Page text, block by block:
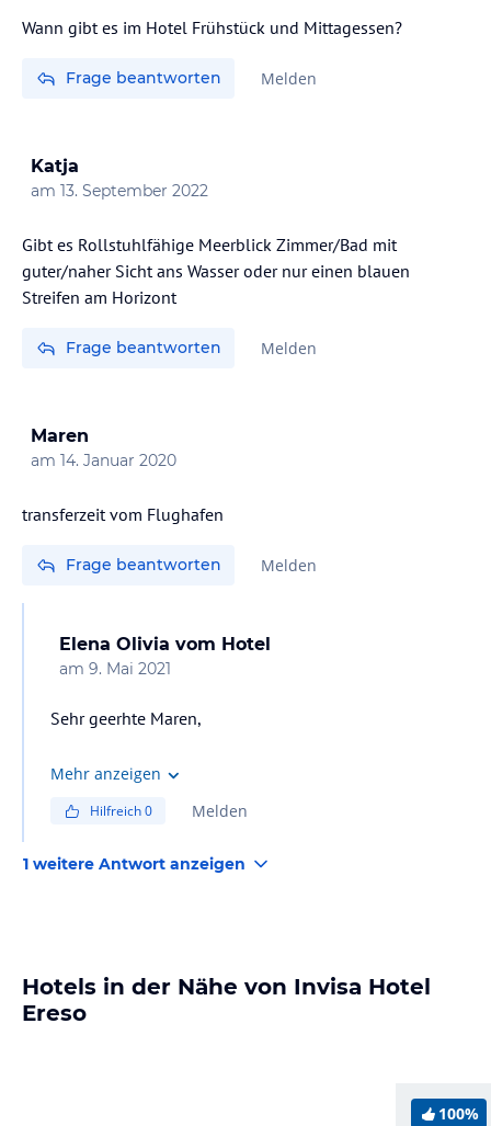
Wann gibt es im Hotel Frühstück und Mittagessen?
Frage beantworten Melden
Katja
am 13. September 2022
Gibt es Rollstuhlfähige Meerblick Zimmer/Bad mit
guter/naher Sicht ans Wasser oder nur einen blauen
Streifen am Horizont
Frage beantworten Melden
Maren
am 14. Januar 2020
transferzeit vom Flughafen
Frage beantworten Melden
Elena Olivia vom Hotel
am 9. Mai 2021
Sehr geerhte Maren,
Vielen Dank für Ihre Interesse in Invisa Hoteles. Die
der Moment der Tag, Monate,...normalerwise
Mehr anzeigen
Hilfreich0 Melden
1 weitere Antwort anzeigen
Hotels in der Nähe von Invisa Hotel
Ereso
100%